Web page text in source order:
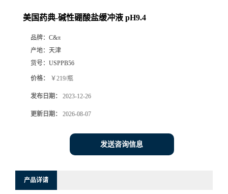
美国药典-碱性硼酸盐缓冲液 pH9.4
品牌： C&π
产地： 天津
货号： USPPB56
价格： ￥219/瓶
发布日期： 2023-12-26
更新日期： 2026-08-07
发送咨询信息
产品详请